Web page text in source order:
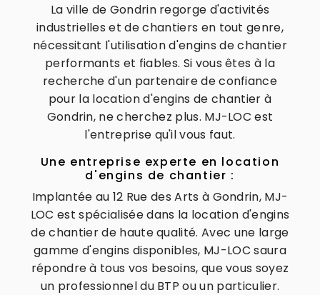
La ville de Gondrin regorge d'activités
industrielles et de chantiers en tout genre,
nécessitant l'utilisation d'engins de chantier
performants et fiables. Si vous êtes à la
recherche d'un partenaire de confiance
pour la location d'engins de chantier à
Gondrin, ne cherchez plus. MJ-LOC est
l'entreprise qu'il vous faut.
Une entreprise experte en location
d'engins de chantier :
Implantée au 12 Rue des Arts à Gondrin, MJ-
LOC est spécialisée dans la location d'engins
de chantier de haute qualité. Avec une large
gamme d'engins disponibles, MJ-LOC saura
répondre à tous vos besoins, que vous soyez
un professionnel du BTP ou un particulier.